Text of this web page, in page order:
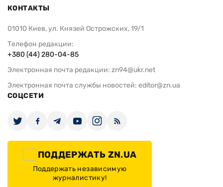
КОНТАКТЫ
01010 Киев, ул. Князей Острожских, 19/1
Телефон редакции:
+380 (44) 280-04-85
Электронная почта редакции: zn94@ukr.net
Электронная почта службы новостей: editor@zn.ua
СОЦСЕТИ
ПОДДЕРЖАТЬ ZN.UA
Поддержать независимую
журналистику!